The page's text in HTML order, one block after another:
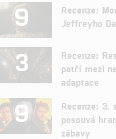
9
Recenze:
Jeffreyho
3
Recenze:
patří mezi
adaptace
9
Recenze: 3.
posouvá
zábavy